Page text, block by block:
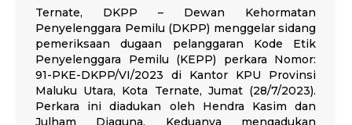
Ternate, DKPP – Dewan Kehormatan
Penyelenggara Pemilu (DKPP) menggelar sidang
pemeriksaan dugaan pelanggaran Kode Etik
Penyelenggara Pemilu (KEPP) perkara Nomor:
91-PKE-DKPP/VI/2023 di Kantor KPU Provinsi
Maluku Utara, Kota Ternate, Jumat (28/7/2023).
Perkara ini diadukan oleh Hendra Kasim dan
Julham Djaguna. Keduanya mengadukan